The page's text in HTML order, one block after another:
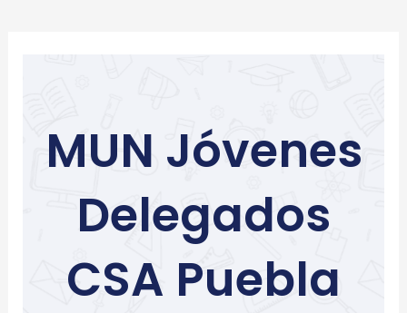
MUN Jóvenes
Delegados
CSA Puebla